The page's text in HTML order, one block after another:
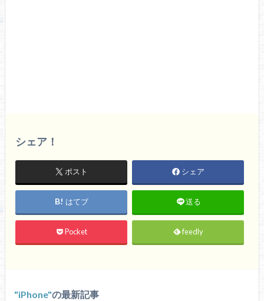
シェア！
ポスト シェア
はてブ 送る
Pocket feedly
iPhone の最新記事